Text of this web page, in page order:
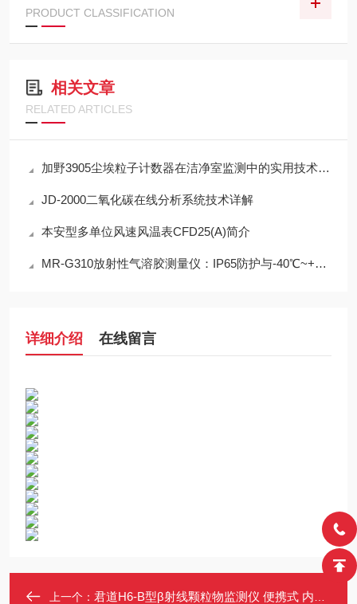
PRODUCT CLASSIFICATION
相关文章
RELATED ARTICLES
加野3905尘埃粒子计数器在洁净室监测中的实用技术解析
JD-2000二氧化碳在线分析系统技术详解
本安型多单位风速风温表CFD25(A)简介
MR-G310放射性气溶胶测量仪：IP65防护与-40℃~+50℃宽温工作能力
详细介绍 在线留言
上一个： 君道H6-B型β射线颗粒物监测仪 便携式 内置采样泵 支持U盘导出数据